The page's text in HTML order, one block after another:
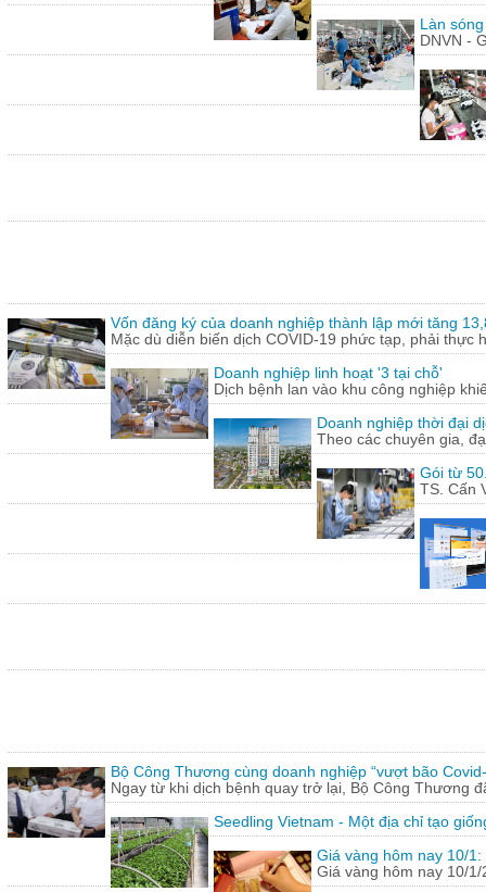
Làn
DNVN -
Vốn đăng ký của doanh nghiệp thành lập mới tăng
Mặc dù diễn biến dịch COVID-19 phức tạp, phải thực
Doanh nghiệp linh hoạt '3 tại chỗ'
Dịch bệnh lan vào khu công nghiệp
Doanh nghiệp thời đại
Theo các chuyên gia,
Gói từ
TS. Cấn
Bộ Công Thương cùng doanh nghiệp “vượt bão
Ngay từ khi dịch bệnh quay trở lại, Bộ Công Thương
Seedling Vietnam - Một địa chỉ tạo
Giá vàng hôm nay 10/
Giá vàng hôm nay 10/